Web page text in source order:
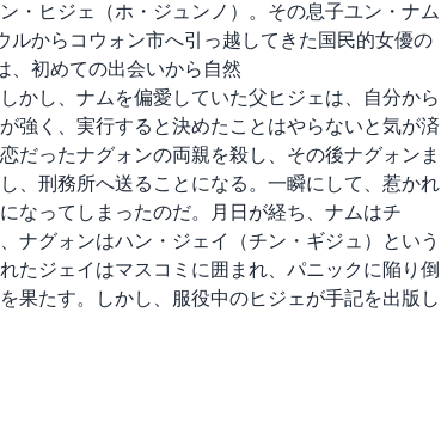
・ヒジェ（ホ・ジュンノ）。その息子ユン・ナム
からコウォン市へ引っ越してきた国民的女優の
、初めての出会いから自然
かし、ナムを偏愛していた父ヒジェは、自分から
強く、実行すると決めたことはやらないと気が済
だったナグォンの両親を殺し、その後ナグォンま
、刑務所へ送ることになる。一瞬にして、惹かれ
なってしまったのだ。月日が経ち、ナムはチ
ナグォンはハン・ジェイ（チン・ギジュ）という
たジェイはマスコミに囲まれ、パニックに陥り倒
果たす。しかし、服役中のヒジェが手記を出版し